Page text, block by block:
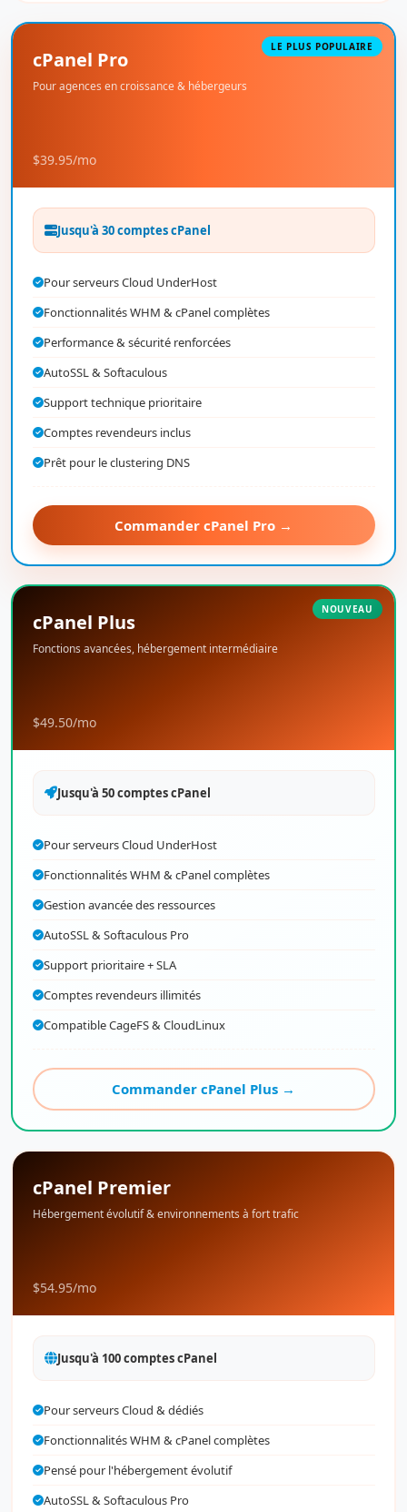
LE PLUS POPULAIRE
cPanel Pro
Pour agences en croissance & hébergeurs
$39.95/mo
Jusqu'à 30 comptes cPanel
Pour serveurs Cloud UnderHost
Fonctionnalités WHM & cPanel complètes
Performance & sécurité renforcées
AutoSSL & Softaculous
Support technique prioritaire
Comptes revendeurs inclus
Prêt pour le clustering DNS
Commander cPanel Pro →
NOUVEAU
cPanel Plus
Fonctions avancées, hébergement intermédiaire
$49.50/mo
Jusqu'à 50 comptes cPanel
Pour serveurs Cloud UnderHost
Fonctionnalités WHM & cPanel complètes
Gestion avancée des ressources
AutoSSL & Softaculous Pro
Support prioritaire + SLA
Comptes revendeurs illimités
Compatible CageFS & CloudLinux
Commander cPanel Plus →
cPanel Premier
Hébergement évolutif & environnements à fort trafic
$54.95/mo
Jusqu'à 100 comptes cPanel
Pour serveurs Cloud & dédiés
Fonctionnalités WHM & cPanel complètes
Pensé pour l'hébergement évolutif
AutoSSL & Softaculous Pro